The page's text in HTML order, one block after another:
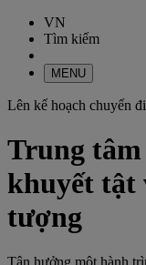
VN
Tìm kiếm
MENU
Lên kế hoạch chuyến
Trung
khuyết tật
tượng
Tận hưởng một hành